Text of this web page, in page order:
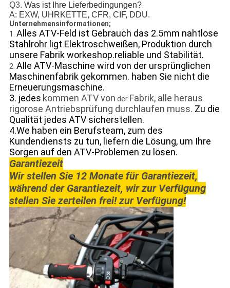
Q3. Was ist Ihre Lieferbedingungen?
A: EXW, UHRKETTE, CFR, CIF, DDU.
Unternehmensinformationen;
1. Alles ATV-Feld ist Gebrauch das 2.5mm nahtlose
Stahlrohr ligt Elektroschweißen, Produktion durch
unsere Fabrik workeshop.reliable und Stabilität.
2. Alle ATV-Maschine wird von der ursprünglichen
Maschinenfabrik gekommen. haben Sie nicht die
Erneuerungsmaschine.
3. jedes kommen ATV von der Fabrik, alle heraus
rigorose Antriebsprüfung durchlaufen muss. Zu die
Qualität jedes ATV sicherstellen.
4.We haben ein Berufsteam, zum des
Kundendiensts zu tun,liefern die Lösung, um Ihre
Sorgen auf den ATV-Problemen zu lösen.
Garantiezeit
Wir stellen Sie 12 Monate für Garantiezeit,
während der Garantiezeit, wir zur Verfügung
stellen Sie zerteilen frei! zur Verfügung!